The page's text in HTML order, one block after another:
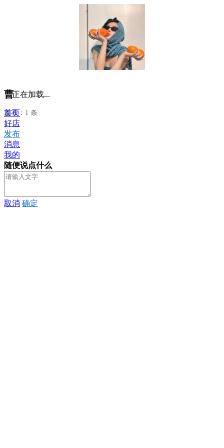
曹
发布：1 条
正在加载...
首页
好店
发布
消息
我的
随便说点什么
取消 确定